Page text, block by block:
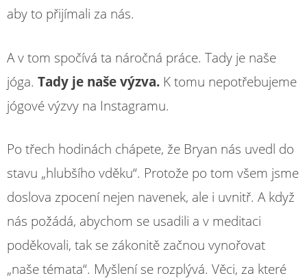
aby to přijímali za nás.
A v tom spočívá ta náročná práce. Tady je naše
jóga. Tady je naše výzva. K tomu nepotřebujeme
jógové výzvy na Instagramu.
Po třech hodinách chápete, že Bryan nás uvedl do
stavu „hlubšího vděku“. Protože po tom všem jsme
doslova zpocení nejen navenek, ale i uvnitř. A když
nás požádá, abychom se usadili a v meditaci
poděkovali, tak se zákonitě začnou vynořovat
„naše témata“. Myšlení se rozplývá. Věci, za které